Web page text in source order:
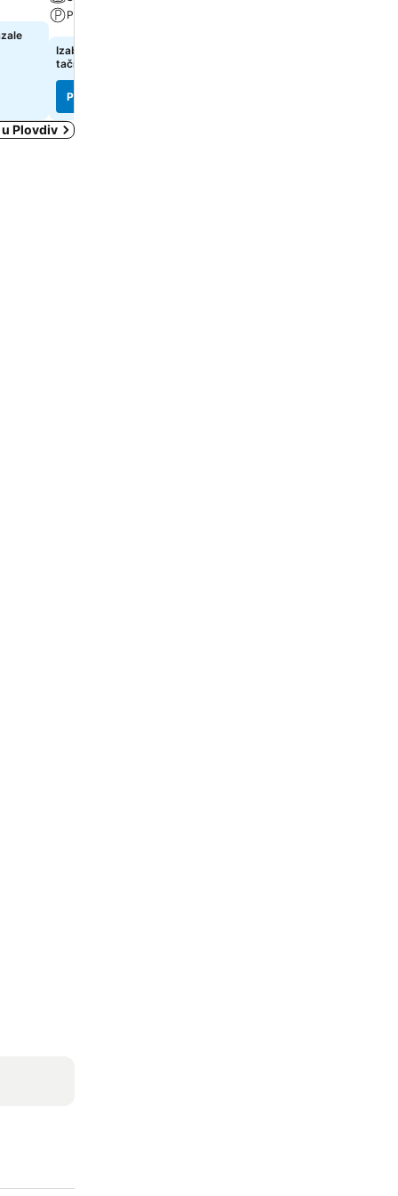
Parking
Izaberi datume da bi se prikazale
tačne cene
Pogledaj cene
Plovdiv